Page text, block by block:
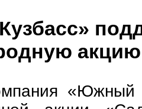
«Южный